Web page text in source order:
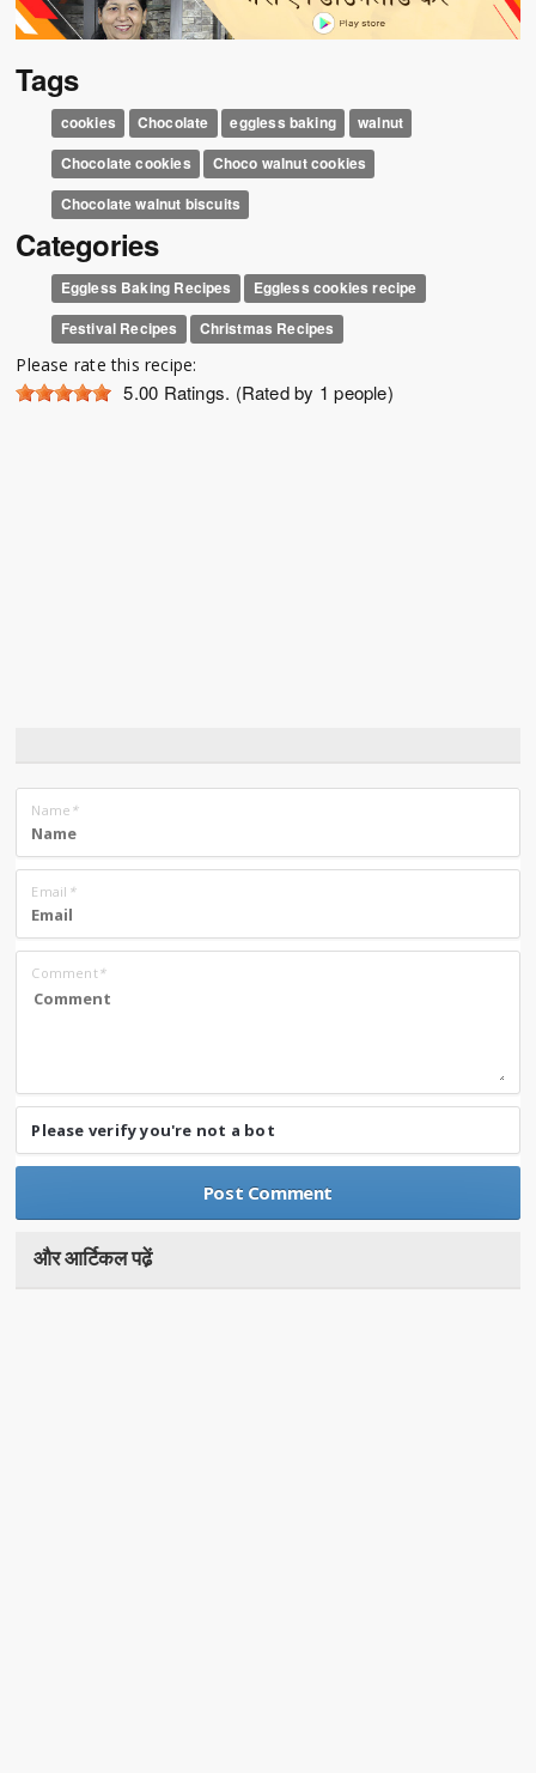
Tags
cookies Chocolate eggless baking
walnut
Chocolate cookies
Choco walnut cookies
Chocolate walnut biscuits
Categories
Eggless Baking Recipes
Eggless cookies recipe
Festival Recipes
Christmas Recipes
Please rate this recipe:
5.00 Ratings. (Rated by 1 people)
Name *
Email *
Comment*
Please verify you're not a bot
और आर्टिकल पढे़ं